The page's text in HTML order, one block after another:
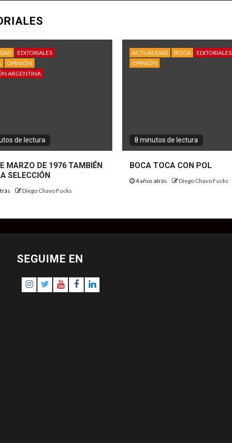
EDITORIALES
OPINIÓN
ARGENTINA
de lectura
MARZO DE 1976 TAMBIÉN
SELECCIÓN
Diego Chavo Fucks
ACTUALIDAD BOCA
EDITORIALES
OPINIÓN
8 minutos de lectura
BOCA TOCA CON POL
4 años atrás Diego Chavo Fucks
SEGUIME EN
Instagram
TwitterYoutubeFacebookLinkedIn